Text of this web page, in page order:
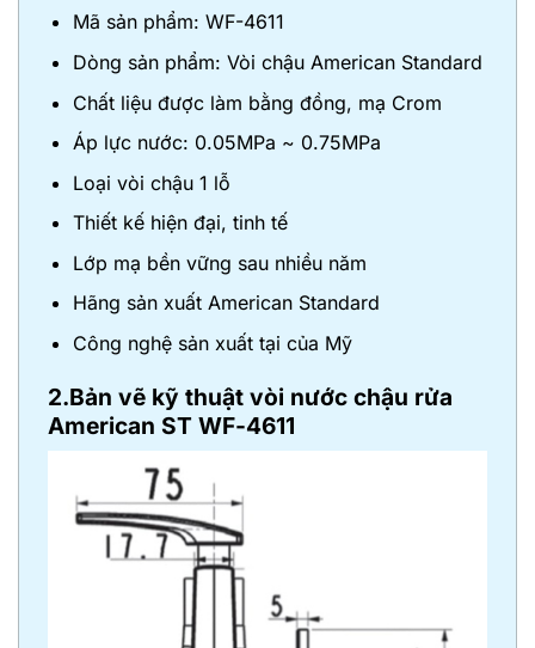
Mã sản phẩm: WF-4611
Dòng sản phẩm: Vòi chậu American Standard
Chất liệu được làm bằng đồng, mạ Crom
Áp lực nước: 0.05MPa ~ 0.75MPa
Loại vòi chậu 1 lỗ
Thiết kế hiện đại, tinh tế
Lớp mạ bền vững sau nhiều năm
Hãng sản xuất American Standard
Công nghệ sản xuất tại của Mỹ
2.Bản vẽ kỹ thuật vòi nước chậu rửa
American ST WF-4611